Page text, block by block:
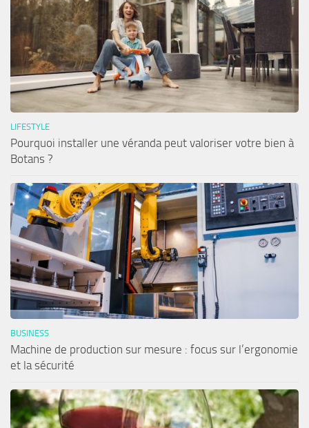
LIFESTYLE
Pourquoi installer une véranda peut valoriser votre bien à
Botans ?
BUSINESS
Machine de production sur mesure : focus sur l’ergonomie
et la sécurité